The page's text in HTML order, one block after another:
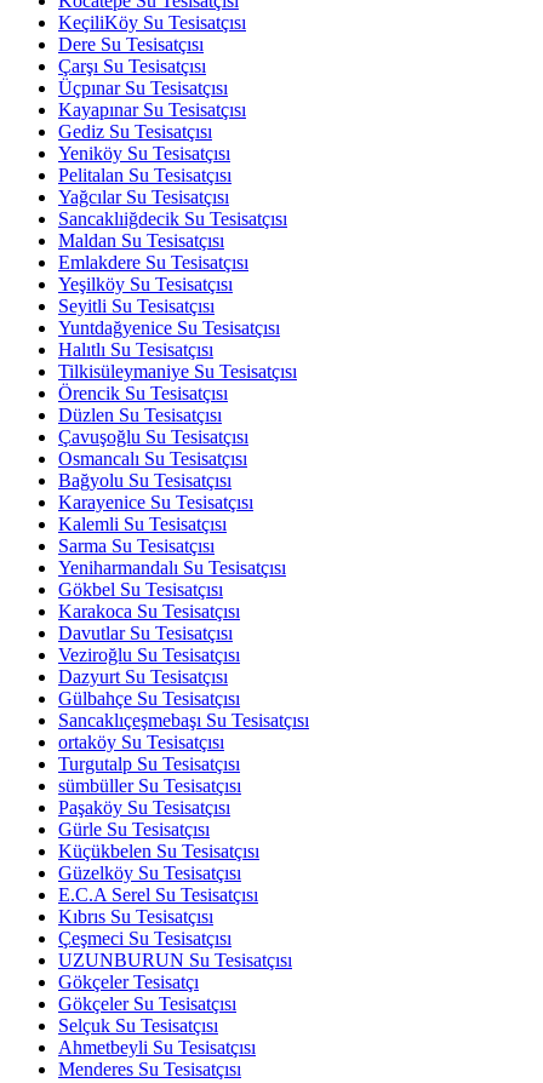
KeçiliKöy Su Tesisatçısı
Dere Su Tesisatçısı
Çarşı Su Tesisatçısı
Üçpınar Su Tesisatçısı
Kayapınar Su Tesisatçısı
Gediz Su Tesisatçısı
Yeniköy Su Tesisatçısı
Pelitalan Su Tesisatçısı
Yağcılar Su Tesisatçısı
Sancaklıiğdecik Su Tesisatçısı
Maldan Su Tesisatçısı
Emlakdere Su Tesisatçısı
Yeşilköy Su Tesisatçısı
Seyitli Su Tesisatçısı
Yuntdağyenice Su Tesisatçısı
Halıtlı Su Tesisatçısı
Tilkisüleymaniye Su Tesisatçısı
Örencik Su Tesisatçısı
Düzlen Su Tesisatçısı
Çavuşoğlu Su Tesisatçısı
Osmancalı Su Tesisatçısı
Bağyolu Su Tesisatçısı
Karayenice Su Tesisatçısı
Kalemli Su Tesisatçısı
Sarma Su Tesisatçısı
Yeniharmandalı Su Tesisatçısı
Gökbel Su Tesisatçısı
Karakoca Su Tesisatçısı
Davutlar Su Tesisatçısı
Veziroğlu Su Tesisatçısı
Dazyurt Su Tesisatçısı
Gülbahçe Su Tesisatçısı
Sancaklıçeşmebaşı Su Tesisatçısı
ortaköy Su Tesisatçısı
Turgutalp Su Tesisatçısı
sümbüller Su Tesisatçısı
Paşaköy Su Tesisatçısı
Gürle Su Tesisatçısı
Küçükbelen Su Tesisatçısı
Güzelköy Su Tesisatçısı
E.C.A Serel Su Tesisatçısı
Kıbrıs Su Tesisatçısı
Çeşmeci Su Tesisatçısı
UZUNBURUN Su Tesisatçısı
Gökçeler Tesisatçı
Gökçeler Su Tesisatçısı
Selçuk Su Tesisatçısı
Ahmetbeyli Su Tesisatçısı
Menderes Su Tesisatçısı